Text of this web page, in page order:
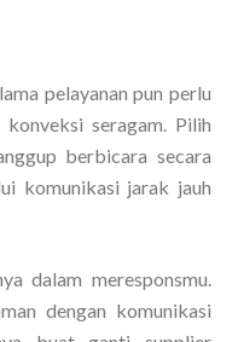
pelayanan pun perlu
seragam. Pilih
berbicara secara
komunikasi jarak jauh
dalam meresponsmu.
dengan komunikasi